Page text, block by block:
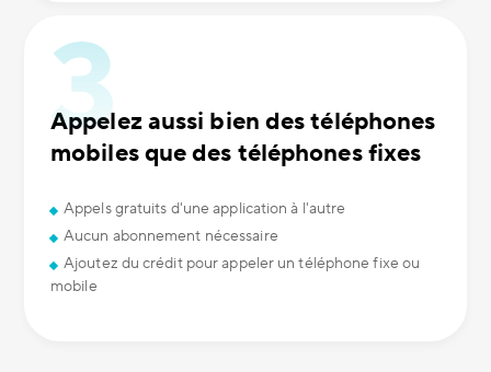
Appelez aussi bien des téléphones
mobiles que des téléphones fixes
Appels gratuits d'une application à l'autre
Aucun abonnement nécessaire
Ajoutez du crédit pour appeler un téléphone fixe ou
mobile